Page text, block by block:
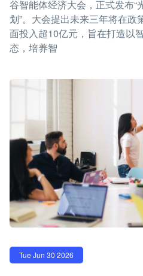
谷智能体经济大会，正式发布“
划”。大会提出未来三年将在政
面投入超10亿元，旨在打造以
态，培养智
Tue Jun 30 2026